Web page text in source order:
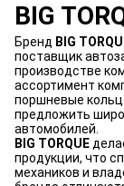
BIG
Бренд BIG
поставщик
производстве
ассортимент
поршневые
предложить
автомобилей.
BIG TORQUE
продукции, что
механиков и